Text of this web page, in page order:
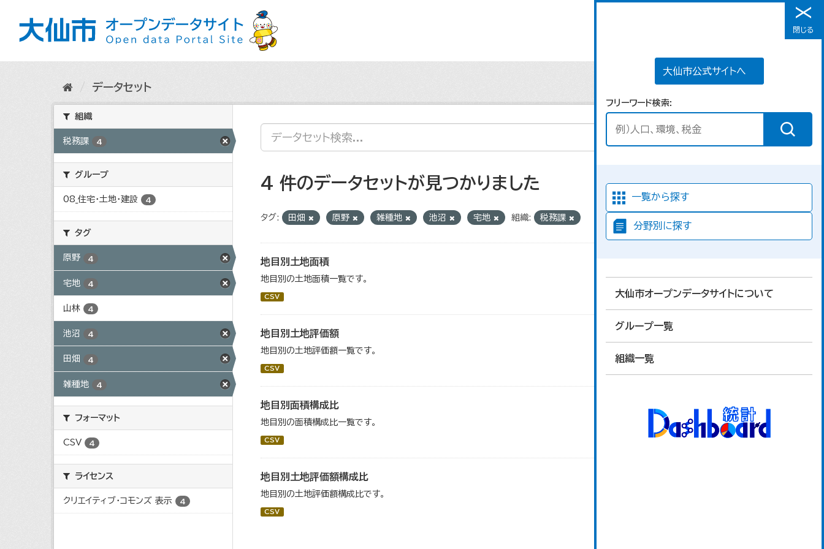
メニュー
大仙市公式サイトへ
フリーワード検索
一覧から探す
分野別に探す
大仙市オープンデータサイトについて
グループ一覧
組織一覧
閉じる
データセット
組織
税務課 4
グループ
08_住宅・土地・建設 4
タグ
原野 4
宅地 4
山林 4
池沼 4
田畑 4
雑種地 4
フォーマット
CSV 4
ライセンス
クリエイティブ・コモンズ 表示 4
4 件のデータセットが見つかりました
タグ: 田畑 原野 雑種地 池沼 宅地 組織: 税務課
地目別土地面積
地目別の土地面積一覧です。
CSV
地目別土地評価額
地目別の土地評価額一覧です。
CSV
地目別面積構成比
地目別の面積構成比一覧です。
CSV
地目別土地評価額構成比
地目別の土地評価額構成比です。
CSV